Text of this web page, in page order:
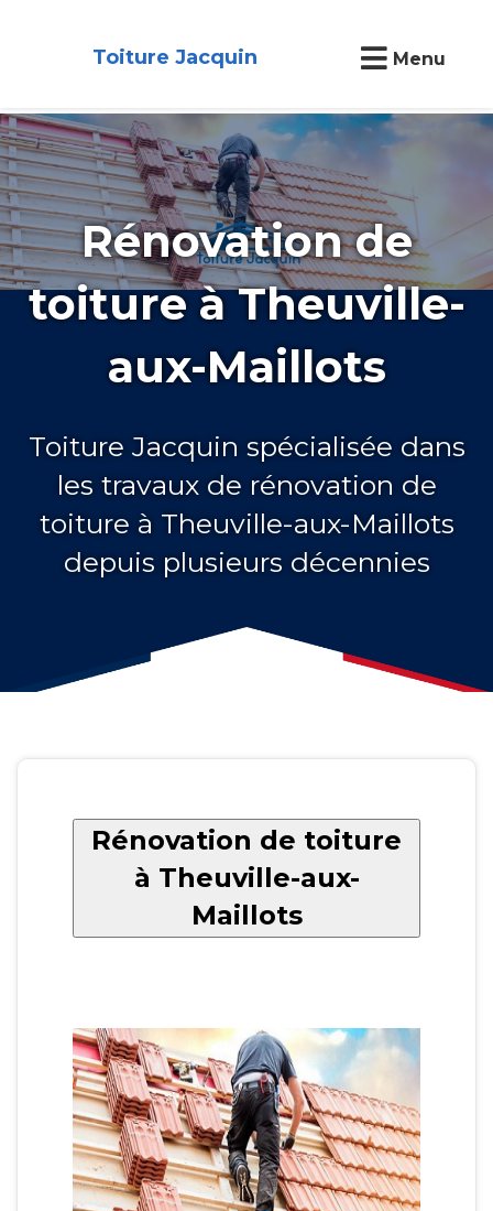
Toiture Jacquin Menu
Rénovation de
toiture à Theuville-
aux-Maillots
Toiture Jacquin spécialisée dans
les travaux de rénovation de
toiture à Theuville-aux-Maillots
depuis plusieurs décennies
Rénovation de toiture
à Theuville-aux-
Maillots